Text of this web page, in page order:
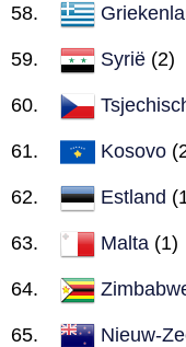
Syrië (2)
Kosovo
Estland
Malta (1)
Nieuw-